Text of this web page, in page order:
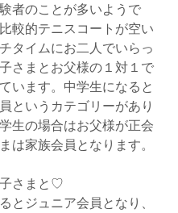
者のことが多いようで
較的テニスコートが空い
タイムにお二人でいらっ
さまとお父様の１対１で
います。中学生になると
というカテゴリーがあり
生の場合はお父様が正会
は家族会員となります。
さまと♡
とジュニア会員となり、